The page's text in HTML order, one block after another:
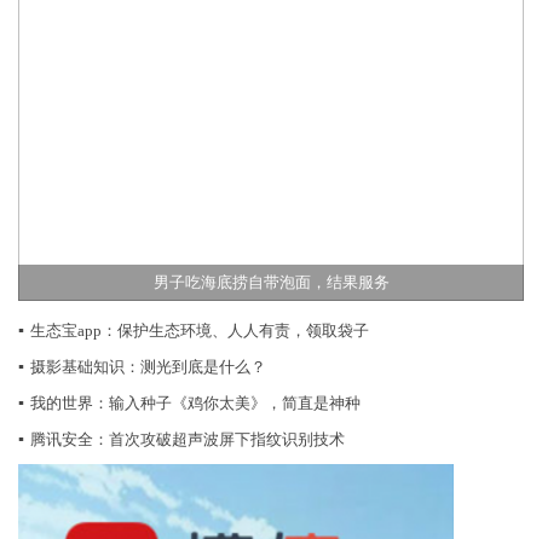
男子吃海底捞自带泡面，结果服务
▪ 生态宝app：保护生态环境、人人有责，领取袋子
▪ 摄影基础知识：测光到底是什么？
▪ 我的世界：输入种子《鸡你太美》，简直是神种
▪ 腾讯安全：首次攻破超声波屏下指纹识别技术